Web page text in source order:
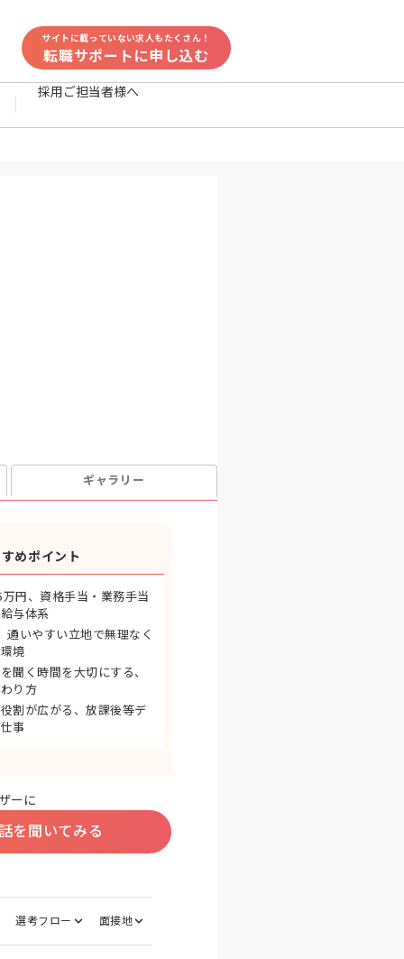
サイトに載っていない求人もたくさん！
転職サポートに申し込む
採用ご担当者様へ
ギャラリー
めポイント
円、資格手当・業務手当
与体系
通いやすい立地で無理なく
境
聞く時間を大切にする、
り方
割が広がる、放課後等デ
事
ーに
を聞いてみる
選考フロー 面接地